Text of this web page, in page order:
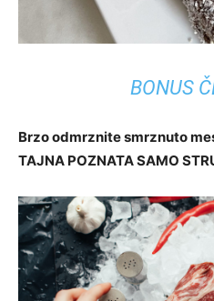
BONUS
Brzo odmrznite smrznuto
TAJNA POZNATA SAMO